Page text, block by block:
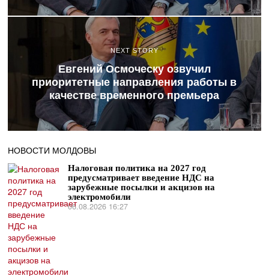
NEXT STORY
Евгений Осмоческу озвучил
приоритетные направления работы в
качестве временного премьера
НОВОСТИ МОЛДОВЫ
Налоговая политика на 2027 год
предусматривает введение НДС на
зарубежные посылки и акцизов на
электромобили
06.08.2026 16:27